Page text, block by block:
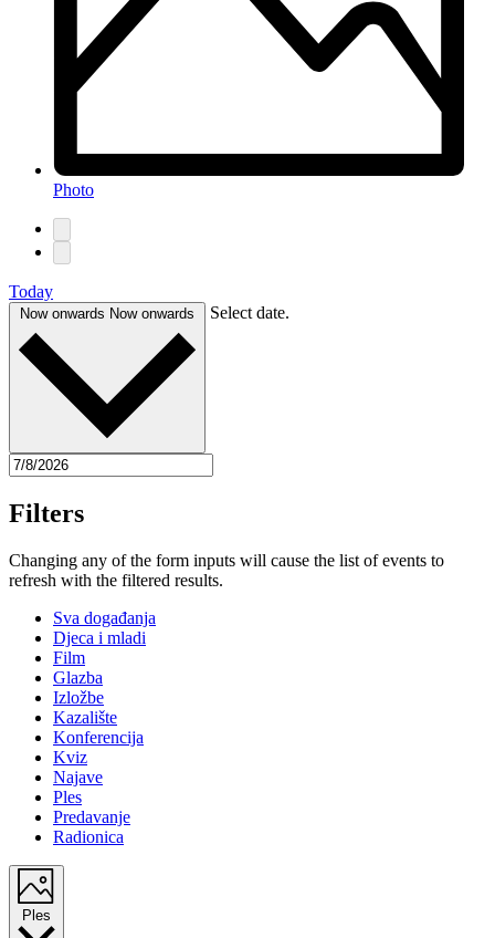
Photo
Today
Now onwards Now onwards Select date.
Filters
Changing any of the form inputs will cause the list of events to
refresh with the filtered results.
Sva događanja
Djeca i mladi
Film
Glazba
Izložbe
Kazalište
Konferencija
Kviz
Najave
Ples
Predavanje
Radionica
Ples